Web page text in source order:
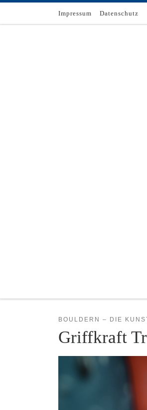
Zum Inhalt springenImpressum Datenschutz
BOULDERN – DIE
Griffkraft